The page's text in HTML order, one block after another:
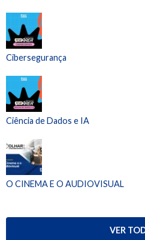
Cibersegurança
Ciência de Dados e IA
O CINEMA E O AUDIOVISUAL
VER